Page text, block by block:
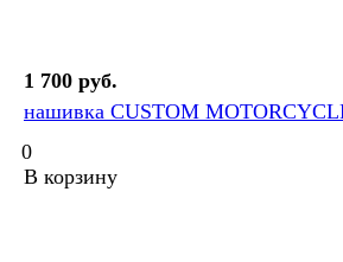
1 700 руб.
нашивка CUSTOM
0
В корзину